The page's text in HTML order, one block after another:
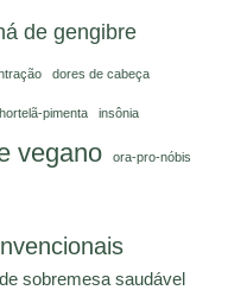
de gengibre
dores de cabeça
hortelã-pimenta insônia
vegano ora-pro-nóbis
sobremesa saudável